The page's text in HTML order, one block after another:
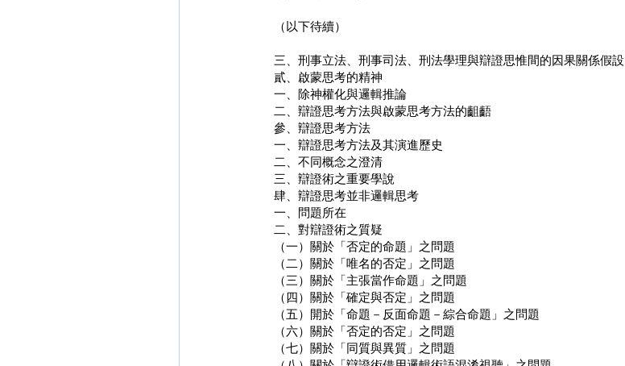
（以下待續）
三、刑事立法、刑事司法、刑法學理與辯證思惟間的因果關係假設
貳、啟蒙思考的精神
一、除神權化與邏輯推論
二、辯證思考方法與啟蒙思考方法的齟齬
參、辯證思考方法
一、辯證思考方法及其演進歷史
二、不同概念之澄清
三、辯證術之重要學說
肆、辯證思考並非邏輯思考
一、問題所在
二、對辯證術之質疑
（一）關於「否定的命題」之問題
（二）關於「唯名的否定」之問題
（三）關於「主張當作命題」之問題
（四）關於「確定與否定」之問題
（五）開於「命題－反面命題－綜合命題」之問題
（六）關於「否定的否定」之問題
（七）關於「同質與異質」之問題